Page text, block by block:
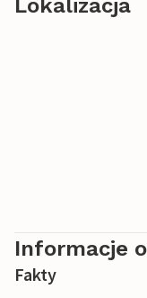
Lokalizacja
Informacje
Fakty